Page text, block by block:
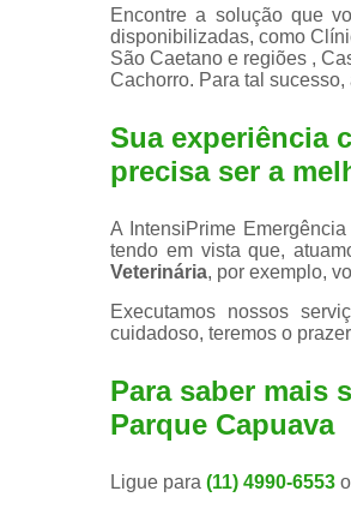
Encontre a solução que
disponibilizadas, como
São Caetano e regiões ,
Cachorro. Para tal
Sua experiência
precisa ser a
A IntensiPrime
tendo em vista que,
Veterinária, por exemplo,
Executamos nossos
cuidadoso, teremos o
Para saber mais
Parque Capuava
Ligue para (11) 4990-6553